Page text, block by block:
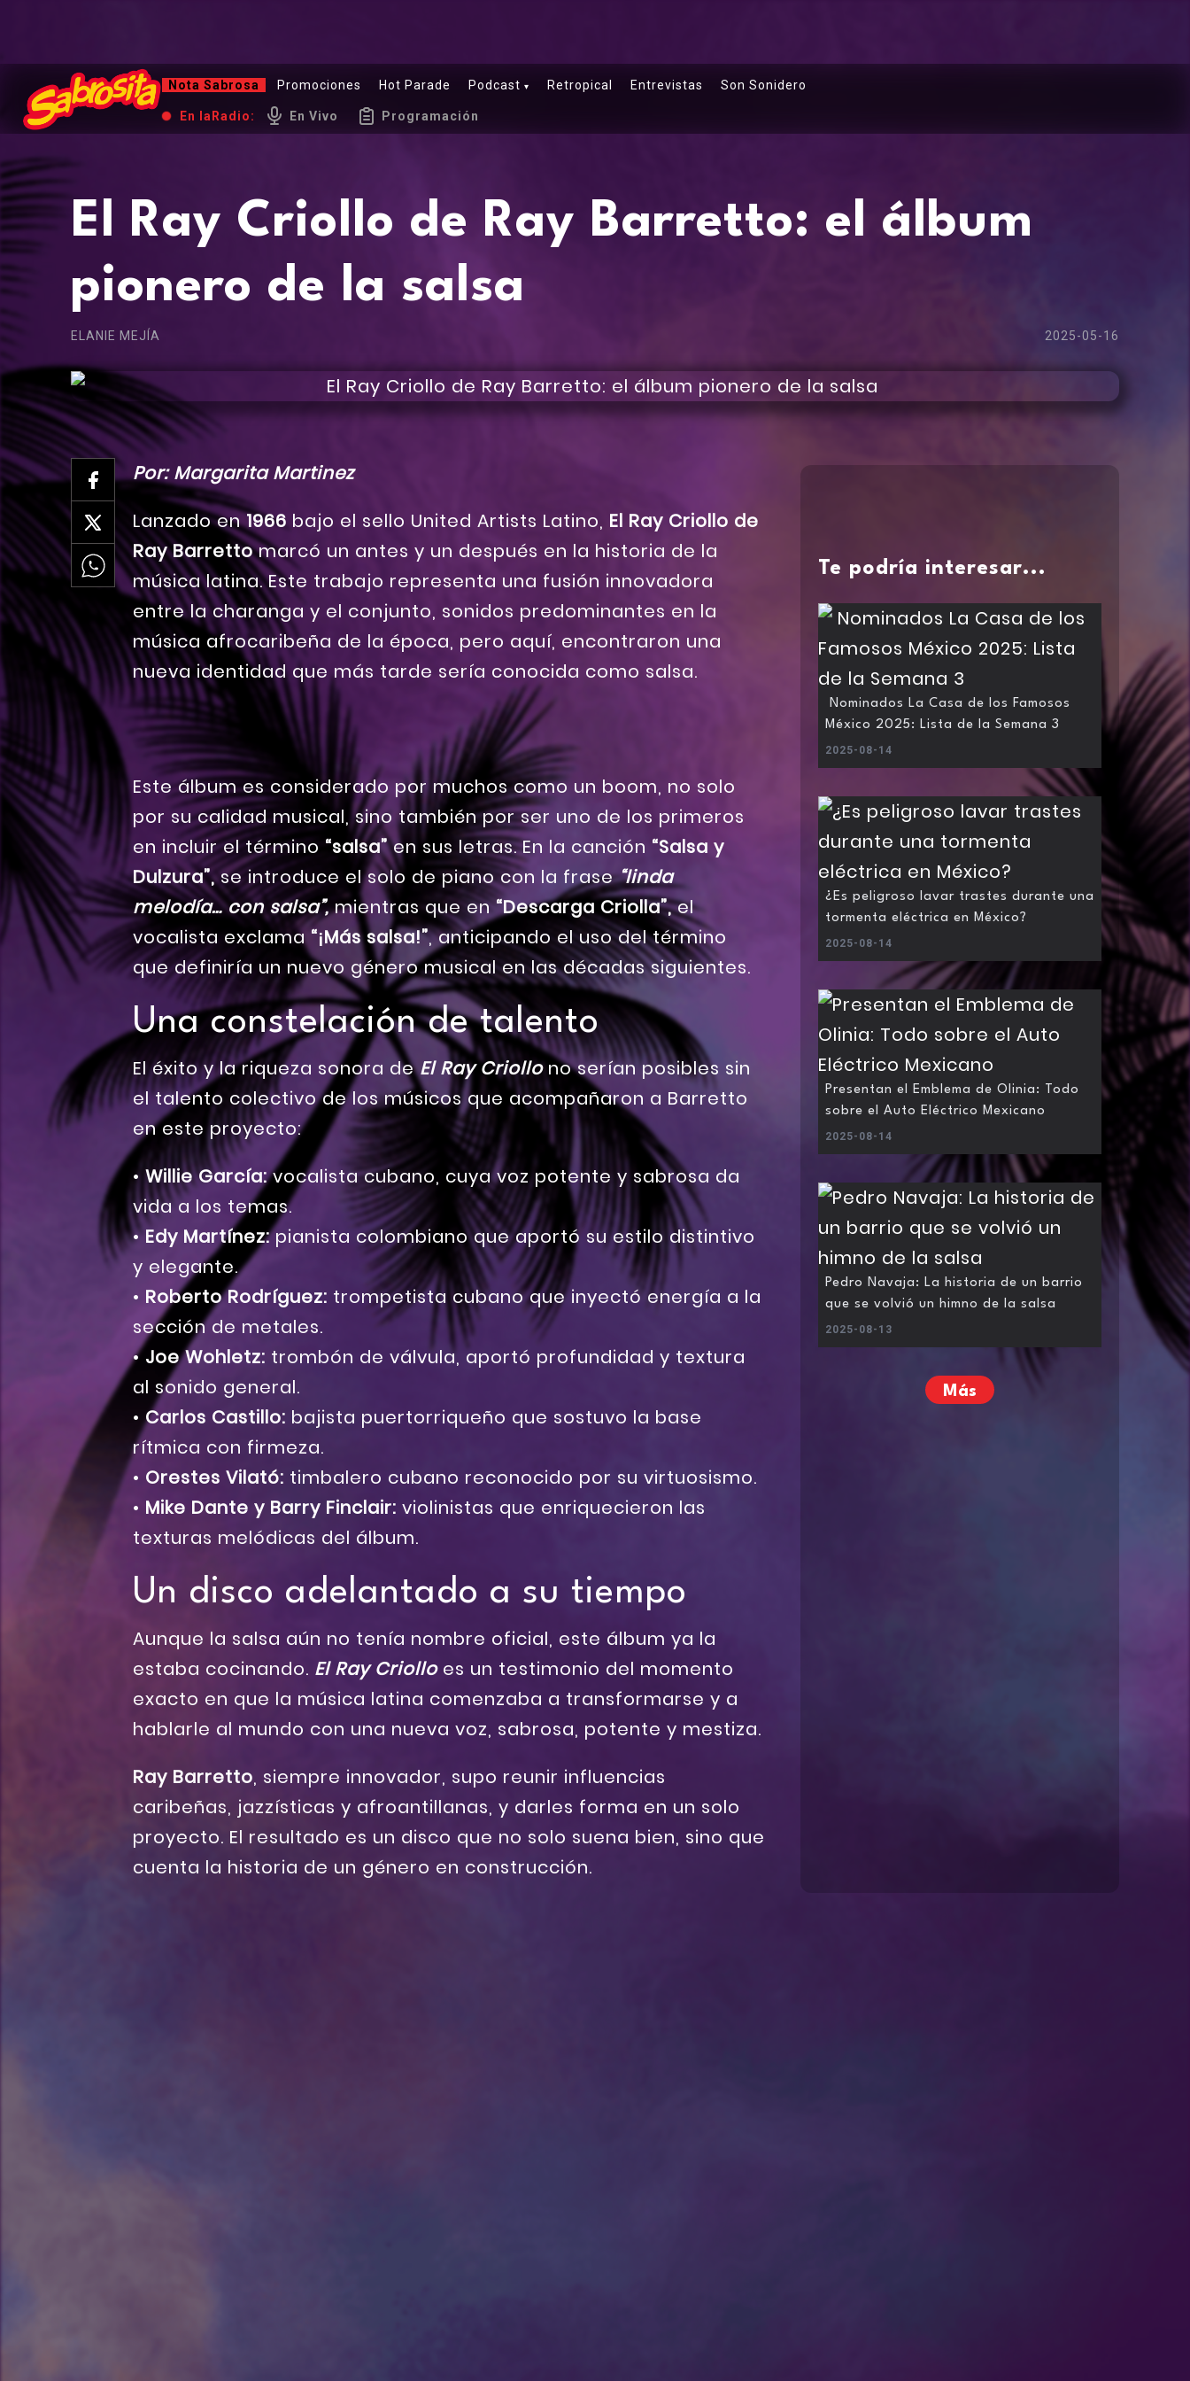
Nota Sabrosa Promociones Hot Parade Podcast Retropical Entrevistas Son Sonidero
En la Radio: En Vivo Programación
El Ray Criollo de Ray Barretto: el álbum
pionero de la salsa
ELANIE MEJÍA 2025-05-16
Por: Margarita Martinez
Lanzado en1966 bajo el sello United Artists Latino, El Ray Criollo de
Ray Barrettomarcó un antes y un después en la historia de la
música latina. Este trabajo representa una fusión innovadora
entre la charanga y el conjunto, sonidos predominantes en la
música afrocaribeña de la época, pero aquí, encontraron una
nueva identidad que más tarde sería conocida como salsa.
Este álbum es considerado por muchos como un boom, no solo
por su calidad musical, sino también por ser uno de los primeros
en incluir el término “salsa”en sus letras. En la canción “Salsa y
Dulzura”,se introduce el solo de piano con la frase“linda
melodía… con salsa”,mientras que en“Descarga Criolla”,el
vocalista exclama “¡Más salsa!”, anticipando el uso del término
que definiría un nuevo género musical en las décadas siguientes.
Una constelación de talento
El éxito y la riqueza sonora deEl Ray Criollono serían posibles sin
el talento colectivo de los músicos que acompañaron a Barretto
en este proyecto:
•Willie García:vocalista cubano, cuya voz potente y sabrosa da
vida a los temas.
•Edy Martínez:pianista colombiano que aportó su estilo distintivo
y elegante.
• Roberto Rodríguez: trompetista cubano que inyectó energía a la
sección de metales.
•Joe Wohletz: trombón de válvula, aportó profundidad y textura
al sonido general.
•Carlos Castillo: bajista puertorriqueño que sostuvo la base
rítmica con firmeza.
• Orestes Vilató: timbalero cubano reconocido por su virtuosismo.
• Mike Dante y Barry Finclair: violinistas que enriquecieron las
texturas melódicas del álbum.
Un disco adelantado a su tiempo
Aunque la salsa aún no tenía nombre oficial, este álbum ya la
estaba cocinando. El Ray Criolloes un testimonio del momento
exacto en que la música latina comenzaba a transformarse y a
hablarle al mundo con una nueva voz, sabrosa, potente y mestiza.
Ray Barretto, siempre innovador, supo reunir influencias
caribeñas, jazzísticas y afroantillanas, y darles forma en un solo
proyecto. El resultado es un disco que no solo suena bien, sino que
cuenta la historia de un género en construcción.
Te podría interesar...
Nominados La Casa de los Famosos
México 2025: Lista de la Semana 3
2025-08-14
¿Es peligroso lavar trastes durante una
tormenta eléctrica en México?
2025-08-14
Presentan el Emblema de Olinia: Todo
sobre el Auto Eléctrico Mexicano
2025-08-14
Pedro Navaja: La historia de un barrio
que se volvió un himno de la salsa
2025-08-13
Más